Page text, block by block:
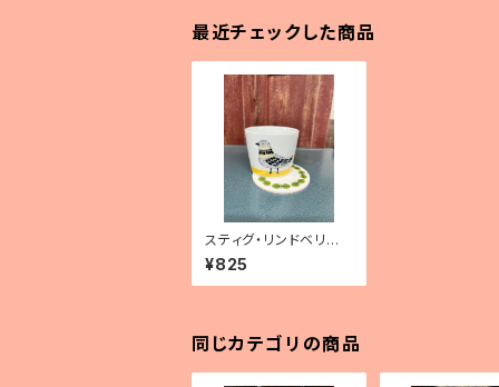
最近チェックした商品
スティグ・リンドベリ ラ
ウンドコースター
¥825
同じカテゴリの商品